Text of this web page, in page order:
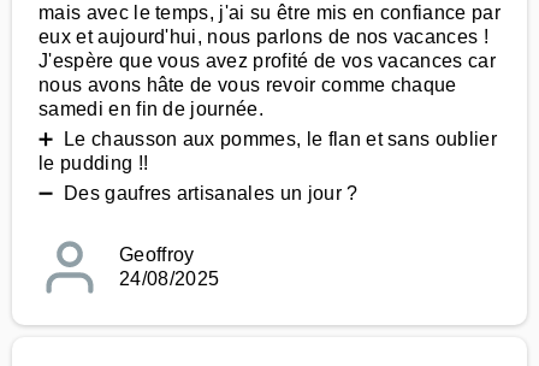
mais avec le temps, j'ai su être mis en confiance par
eux et aujourd'hui, nous parlons de nos vacances !
J'espère que vous avez profité de vos vacances car
nous avons hâte de vous revoir comme chaque
samedi en fin de journée.
➕ Le chausson aux pommes, le flan et sans oublier
le pudding !!
➖ Des gaufres artisanales un jour ?
Geoffroy
24/08/2025